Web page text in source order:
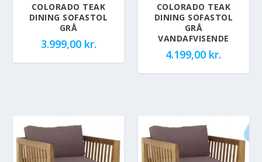
COLORADO TEAK
DINING SOFASTOL
GRÅ
3.999,00 kr.
COLORADO TEAK
DINING SOFASTOL
GRÅ
VANDAFVISENDE
4.199,00 kr.